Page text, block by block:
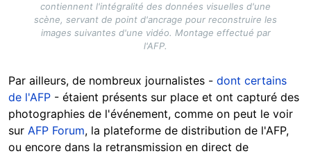
contiennent l'intégralité des données visuelles d'une
scène, servant de point d'ancrage pour reconstruire les
images suivantes d'une vidéo. Montage effectué par
l'AFP.
Par ailleurs, de nombreux journalistes - dont certains
de l'AFP - étaient présents sur place et ont capturé des
photographies de l'événement, comme on peut le voir
sur AFP Forum, la plateforme de distribution de l'AFP,
ou encore dans la retransmission en direct de